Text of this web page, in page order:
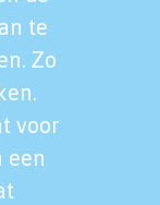
te
Zo
voor
een